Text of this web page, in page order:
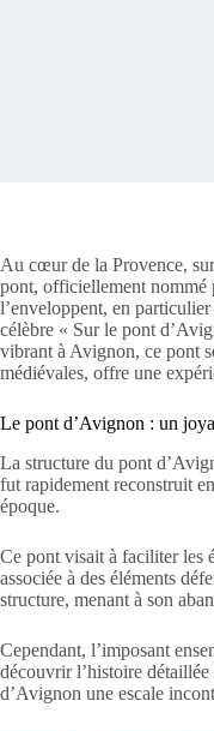
Au cœur de la Provence,
pont, officiellement nommé
l’enveloppent, en
célèbre « Sur le pont
vibrant à Avignon, ce pont
médiévales, offre une
Le pont d’Avignon : un
La structure du pont
fut rapidement reconstruit
époque.
Ce pont visait à faciliter les
associée à des éléments
structure, menant à son
Cependant, l’imposant
découvrir l’histoire
d’Avignon une escale